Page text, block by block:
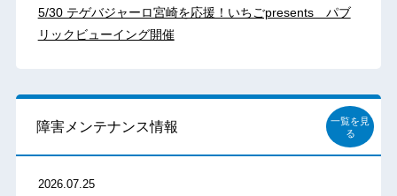
5/30 テゲバジャーロ宮崎を応援！いちごpresents パブ
リックビューイング開催
障害メンテナンス情報
一覧を見
る
2026.07.25